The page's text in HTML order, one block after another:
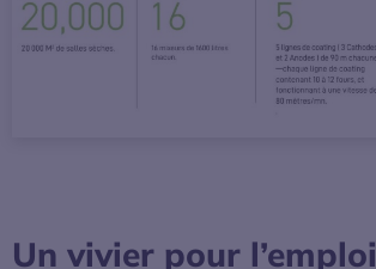
Un vivier pour l’emploi